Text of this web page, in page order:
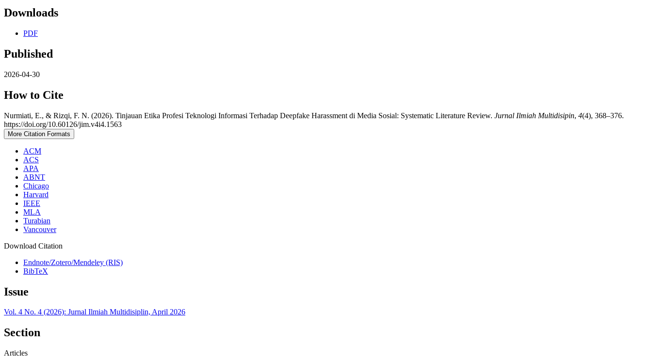
Downloads
PDF
Published
2026-04-30
How to Cite
Nurmiati, E., & Rizqi, F. N. (2026). Tinjauan Etika Profesi Teknologi Informasi Terhadap Deepfake Harassment di Media Sosial: Systematic Literature Review. Jurnal Ilmiah Multidisipin, 4(4), 368–376.
https://doi.org/10.60126/jim.v4i4.1563
More Citation Formats
ACM
ACS
APA
ABNT
Chicago
Harvard
IEEE
MLA
Turabian
Vancouver
Download Citation
Endnote/Zotero/Mendeley (RIS)
BibTeX
Issue
Vol. 4 No. 4 (2026): Jurnal Ilmiah Multidisiplin, April 2026
Section
Articles